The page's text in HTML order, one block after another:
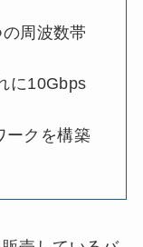
周波数帯
に10Gbps
ークを構築